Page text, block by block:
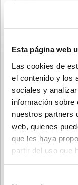
Esta página web
Las cookies de
el contenido y los
sociales y
información sobre
nuestros partners
web, quienes
que les haya
partir del uso que
serán
CLAVIJO,
entre ambas
Así mismo,
posibilidad
cancelación,
escrito a la
Mientras no
modificados,
notificarnos